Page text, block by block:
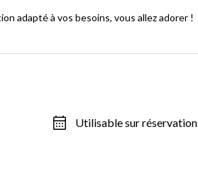
adapté à vos besoins, vous allez adorer !
Utilisable sur réservation